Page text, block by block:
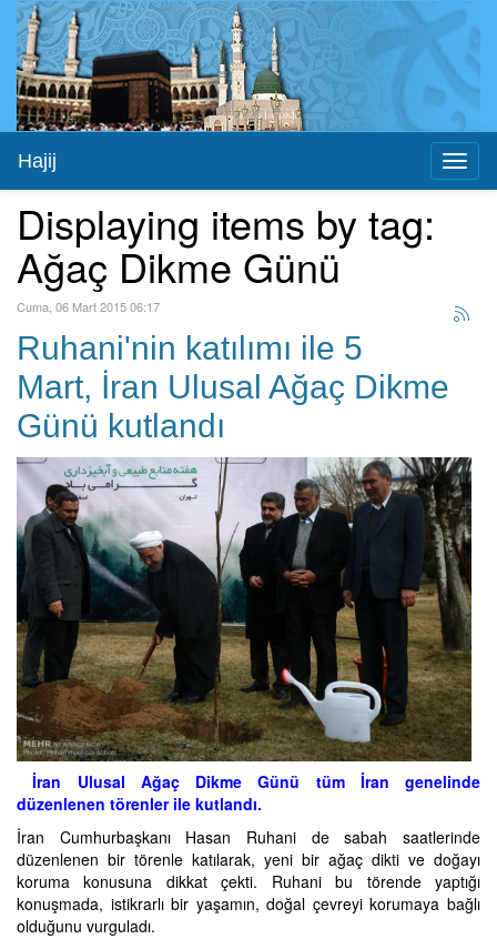
Hajij
Displaying items by tag:
Ağaç Dikme Günü
Cuma, 06 Mart 2015 06:17
Ruhani'nin katılımı ile 5
Mart, İran Ulusal Ağaç Dikme
Günü kutlandı
İran Ulusal Ağaç Dikme Günü tüm İran genelinde
düzenlenen törenler ile kutlandı.
İran Cumhurbaşkanı Hasan Ruhani de sabah saatlerinde
düzenlenen bir törenle katılarak, yeni bir ağaç dikti ve doğayı
koruma konusuna dikkat çekti. Ruhani bu törende yaptığı
konuşmada, istikrarlı bir yaşamın, doğal çevreyi korumaya bağlı
olduğunu vurguladı.